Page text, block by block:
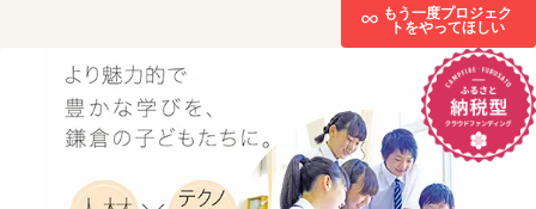
もう一度プロジェク
トをやってほしい